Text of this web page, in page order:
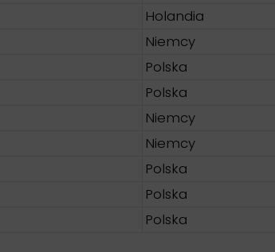
Holandia
Niemcy
Polska
Polska
Niemcy
Niemcy
Polska
Polska
Polska